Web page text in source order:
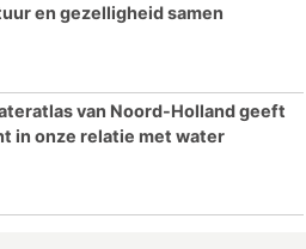
en gezelligheid samen
van Noord-Holland geeft
in onze relatie met water